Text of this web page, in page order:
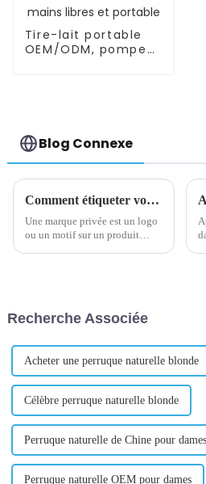
Tire-lait portable
OEM/ODM, pompe
Blog Connexe
Comment étiqueter vos produits en privé
Une marque privée est un logo
ou un motif sur un produit
vous mettez votre l...
Recherche Associée
Acheter une perruque naturelle blonde
Célèbre perruque naturelle blonde
Perruque naturelle de Chine pour dames
Perruque naturelle OEM pour dames